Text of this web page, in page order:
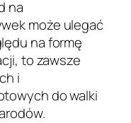
na
może ulegać
na formę
to zawsze
i
do walki